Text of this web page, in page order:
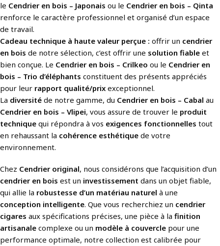
le Cendrier en bois – Japonais ou le Cendrier en bois – Qinta
renforce le caractère professionnel et organisé d’un espace
de travail.
Cadeau technique à haute valeur perçue : offrir un cendrier
en bois de notre sélection, c’est offrir une solution fiable et
bien conçue. Le Cendrier en bois – Crilkeo ou le Cendrier en
bois – Trio d’éléphants constituent des présents appréciés
pour leur rapport qualité/prix exceptionnel.
La diversité de notre gamme, du Cendrier en bois – Cabal au
Cendrier en bois – Vlipei, vous assure de trouver le produit
technique qui répondra à vos exigences fonctionnelles tout
en rehaussant la cohérence esthétique de votre
environnement.
Chez Cendrier original, nous considérons que l’acquisition d’un
cendrier en bois est un investissement dans un objet fiable,
qui allie la robustesse d’un matériau naturel à une
conception intelligente. Que vous recherchiez un cendrier
cigares aux spécifications précises, une pièce à la finition
artisanale complexe ou un modèle à couvercle pour une
performance optimale, notre collection est calibrée pour